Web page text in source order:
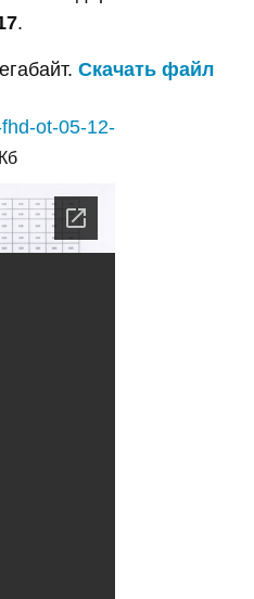
.
Скачать файл
ot-05-12-